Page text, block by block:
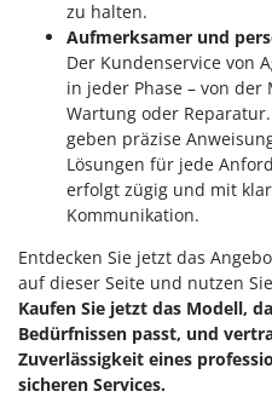
Rato
Reber
Redback
Resto Italia
Ribimex
Ripartrak
Ritter
River Systems
Robomow
Rossofuoco
Rover Pompe
zu halten.
Aufmerksamer und
Der Kundenservice von
in jeder Phase – von
Wartung oder
geben präzise
Lösungen für jede
erfolgt zügig und mit
Kommunikation.
Entdecken Sie jetzt das
auf dieser Seite und nutzen
Kaufen Sie jetzt das Modell,
Bedürfnissen passt, und
Zuverlässigkeit eines
sicheren Services.